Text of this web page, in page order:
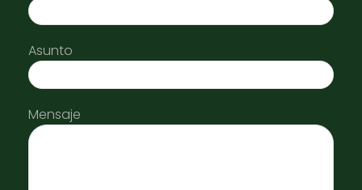
Asunto
Mensaje